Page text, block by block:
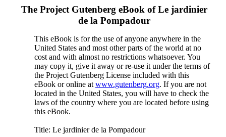
The Project Gutenberg eBook ofLe jardinier
de la Pompadour
This eBook is for the use of anyone anywhere in the
United States and most other parts of the world at no
cost and with almost no restrictions whatsoever. You
may copy it, give it away or re-use it under the terms of
the Project Gutenberg License included with this
eBook or online at www.gutenberg.org. If you are not
located in the United States, you will have to check the
laws of the country where you are located before using
this eBook.
Title: Le jardinier de la Pompadour